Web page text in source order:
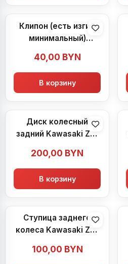
Клипон (есть изгиб
минимальный)
(2000-2002)
40,00 BYN
В корзину
Диск колесный
задний Kawasaki ZX-
200,00 BYN
В корзину
Ступица заднего
колеса Kawasaki ZX-
100,00 BYN